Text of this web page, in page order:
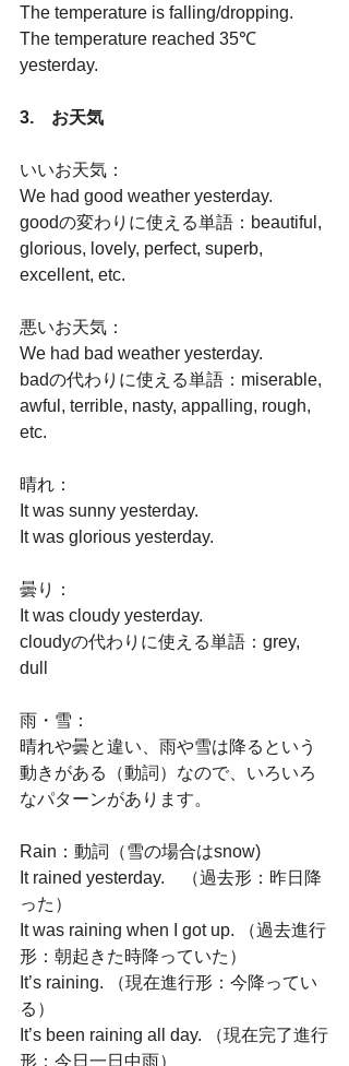
The temperature is falling/dropping.
The temperature reached 35℃
yesterday.
3.　お天気
いいお天気：
We had good weather yesterday.
goodの変わりに使える単語：beautiful,
glorious, lovely, perfect, superb,
excellent, etc.
悪いお天気：
We had bad weather yesterday.
badの代わりに使える単語：miserable,
awful, terrible, nasty, appalling, rough,
etc.
晴れ：
It was sunny yesterday.
It was glorious yesterday.
曇り：
It was cloudy yesterday.
cloudyの代わりに使える単語：grey,
dull
雨・雪：
晴れや曇と違い、雨や雪は降るという
動きがある（動詞）なので、いろいろ
なパターンがあります。
Rain：動詞（雪の場合はsnow)
It rained yesterday.　（過去形：昨日降
った）
It was raining when I got up. （過去進行
形：朝起きた時降っていた）
It’s raining. （現在進行形：今降ってい
る）
It’s been raining all day. （現在完了進行
形：今日一日中雨）